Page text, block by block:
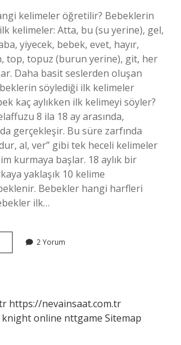
kelimeler öğretilir? Bebeklerin
kelimeler: Atta, bu (su yerine), gel,
yiyecek, bebek, evet, hayır,
top, topuz (burun yerine), git, her
Daha basit seslerden oluşan
söylediği ilk kelimeler
kaç aylıkken ilk kelimeyi söyler?
8 ila 18 ay arasında,
gerçekleşir. Bu süre zarfında
al, ver” gibi tek heceli kelimeler
kurmaya başlar. 18 aylık bir
yaklaşık 10 kelime
Bebekler hangi harfleri
ilk…
Bebekler
Ilk
2 Yorum
https://nevainsaat.com.tr
knight online nttgame Sitemap